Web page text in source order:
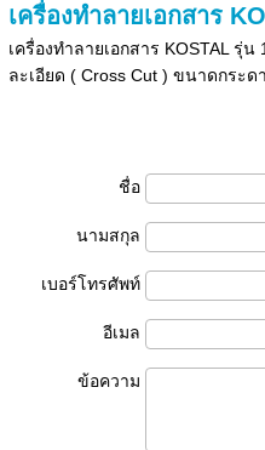
เครื่องทำลายเอกสาร
เครื่องทำลายเอกสาร KOSTAL รุ่
ละเอียด ( Cross Cut ) ขนาดกระด
ชื่อ
นามสกุล
เบอร์โทรศัพท์
อีเมล
ข้อความ